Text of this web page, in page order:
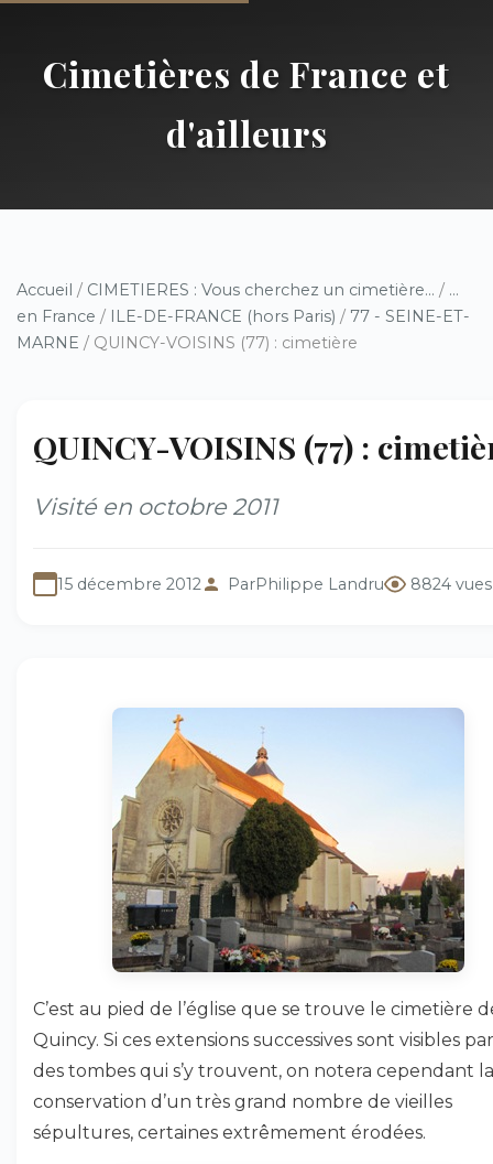
Cimetières de France et
d'ailleurs
Accueil / CIMETIERES : Vous cherchez un cimetière... / ...
en France / ILE-DE-FRANCE (hors Paris) / 77 - SEINE-ET-
MARNE / QUINCY-VOISINS (77) : cimetière
QUINCY-VOISINS (77) :
Visité en octobre 2011
15 décembre 2012 ParPhilippe Landru 8824 vues
C’est au pied de l’église que se trouve le cimetière
Quincy. Si ces extensions successives sont visibles
des tombes qui s’y trouvent, on notera cependant la
conservation d’un très grand nombre de vieilles
sépultures, certaines extrêmement érodées.